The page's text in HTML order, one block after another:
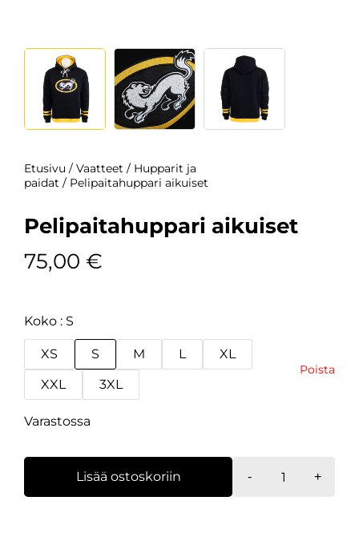
Etusivu / Vaatteet / Hupparit ja
paidat / Pelipaitahuppari aikuiset
Pelipaitahuppari aikuiset
75,00 €
Koko S
XS S M L
XL
XXL
3XL
Poista
Varastossa
- +
Lisää ostoskoriin